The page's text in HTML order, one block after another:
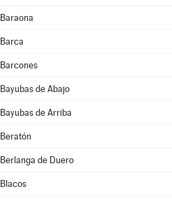
Baraona
Barca
Barcones
Bayubas de Abajo
Bayubas de Arriba
Beratón
Berlanga de Duero
Blacos